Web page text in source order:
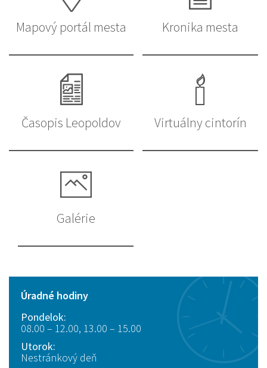
Mapový portál mesta Kronika mesta
Časopis Leopoldov Virtuálny cintorín
Galérie
Úradné hodiny
Pondelok:
08.00 – 12.00, 13.00 – 15.00
Utorok:
Nestránkový deň